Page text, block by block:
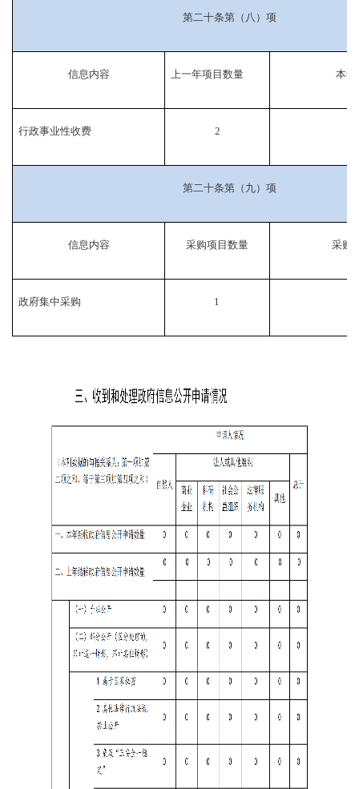
第二十条第（八）项
信息内容 上一年项目数量 本年
行政事业性收费 2
第二十条第（九）项
信息内容 采购项目数量 采购
政府集中采购 1